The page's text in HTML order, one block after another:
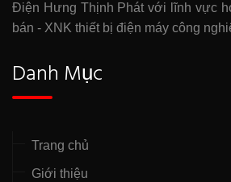
Điện Hưng Thịnh Phát với lĩnh vực
bán - XNK thiết bị điện máy công
Danh Mục
Trang chủ
Giới thiệu